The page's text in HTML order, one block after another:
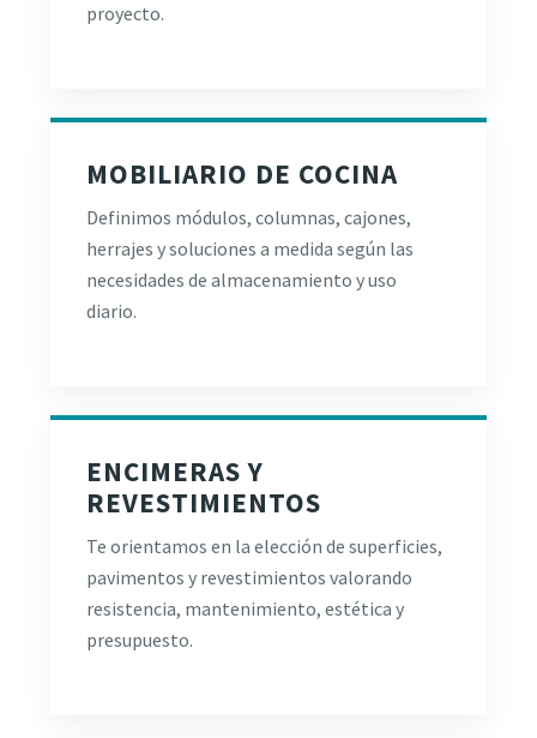
proyecto.
MOBILIARIO DE COCINA
Definimos módulos, columnas, cajones,
herrajes y soluciones a medida según las
necesidades de almacenamiento y uso
diario.
ENCIMERAS Y
REVESTIMIENTOS
Te orientamos en la elección de superficies,
pavimentos y revestimientos valorando
resistencia, mantenimiento, estética y
presupuesto.